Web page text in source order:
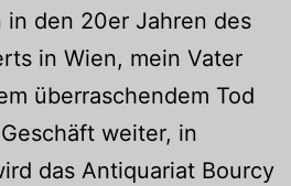
in den 20er Jahren des
in Wien, mein Vater
überraschendem Tod
weiter, in
das Antiquariat Bourcy